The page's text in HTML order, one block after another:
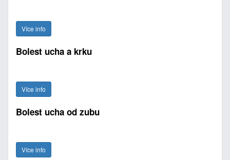
Více info
Bolest ucha a krku
Více info
Bolest ucha od zubu
Více info